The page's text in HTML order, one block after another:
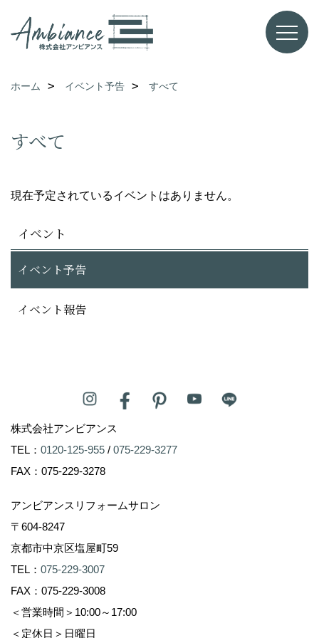
ホーム イベント予告 すべて
すべて
現在予定されているイベントはありません。
イベント
イベント予告
イベント報告
株式会社アンビアンス
TEL： 0120-125-955 / 075-229-3277
FAX：075-229-3278
アンビアンスリフォームサロン
〒604-8247
京都市中京区塩屋町59
TEL： 075-229-3007
FAX：075-229-3008
＜営業時間＞10:00～17:00
＜定休日＞日曜日